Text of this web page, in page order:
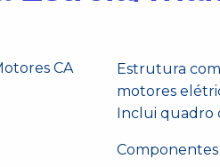
Estrutura
motores
Inclui quadro
Componentes